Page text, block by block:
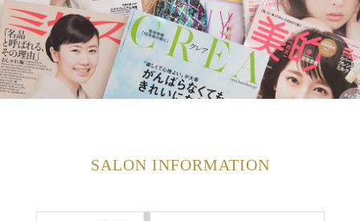
SALON INFORMATION